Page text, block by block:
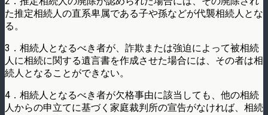
た推定相続人の直系卑属である子や孫などが代襲相続人とな
る。
3．相続人となるべき者が、詐欺または強迫によって被相続
人に相続に関する遺言書を作成させた場合には、その者は相
続人となることができない。
4．相続人となるべき者が欠格事由に該当しても、他の相続
人からの申立てに基づく家庭裁判所の宣告がなければ、相続